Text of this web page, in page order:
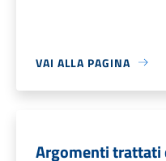
VAI ALLA PAGINA
Argomenti trattati